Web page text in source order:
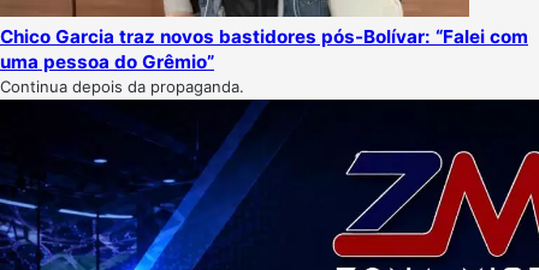
Chico Garcia traz novos bastidores pós-Bolívar: “Falei com
uma pessoa do Grêmio”
Continua depois da propaganda.